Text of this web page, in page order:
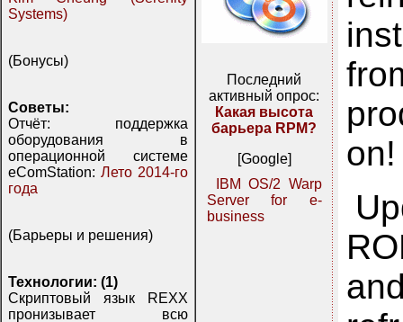
Systems)
(Бонусы)
Советы:
Отчёт: поддержка
оборудования в
операционной системе
eComStation: Лето 2014-го
года
(Барьеры и решения)
Технологии: (1)
Скриптовый язык REXX
пронизывает всю
Последний
активный опрос:
Какая высота
барьера RPM?
[Google]
IBM OS/2 Warp
Server for e-
business
on!